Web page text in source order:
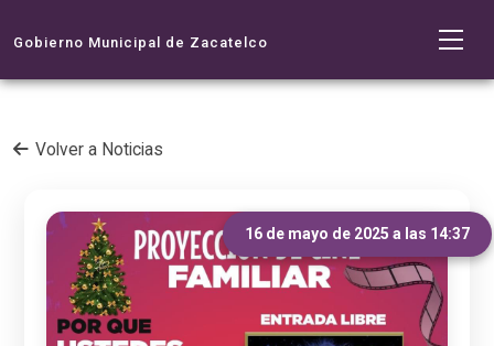
Gobierno Municipal de Zacatelco
Volver a Noticias
16 de mayo de 2025 a las 14:37